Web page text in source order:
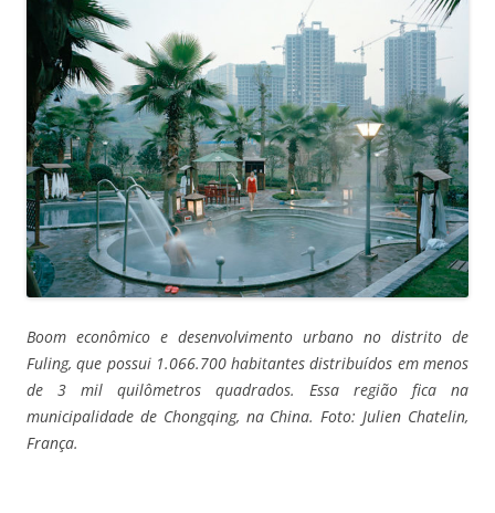
Boom econômico e desenvolvimento urbano no distrito de
Fuling, que possui 1.066.700 habitantes distribuídos em menos
de 3 mil quilômetros quadrados. Essa região fica na
municipalidade de Chongqing, na China. Foto: Julien Chatelin,
França.